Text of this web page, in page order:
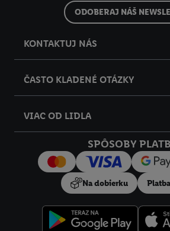
ODOBERAJ NÁŠ
KONTAKTUJ NÁS
ČASTO KLADENÉ OTÁZKY
VIAC OD LIDLA
SPÔSOBY
Na dobierku